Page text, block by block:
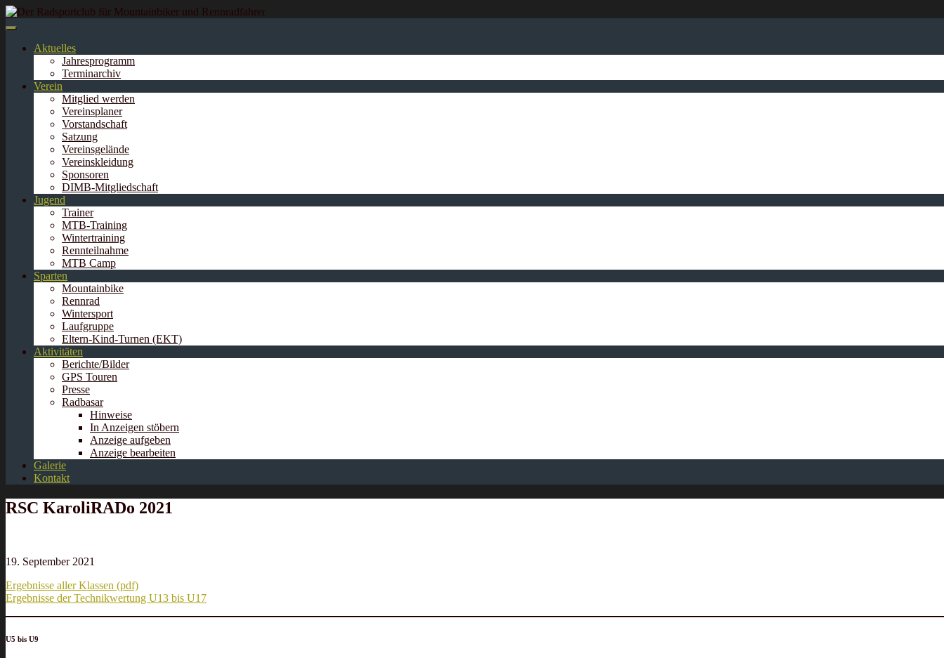
Springe
zum
Aktuelles
Jahresprogramm
Terminarchiv
Verein
Mitglied werden
Vereinsplaner
Vorstandschaft
Satzung
Vereinsgelände
Vereinskleidung
Sponsoren
DIMB-Mitgliedschaft
Jugend
Trainer
MTB-Training
Wintertraining
Rennteilnahme
MTB Camp
Sparten
Mountainbike
Rennrad
Wintersport
Laufgruppe
Eltern-Kind-Turnen (EKT)
Aktivitäten
Berichte/Bilder
GPS Touren
Presse
Radbasar
Hinweise
In Anzeigen stöbern
Anzeige aufgeben
Anzeige bearbeiten
Galerie
Kontakt
RSC KaroliRADo 2021
19. September 2021
Ergebnisse aller Klassen (pdf)
Ergebnisse der Technikwertung U13 bis U17
U5 bis U9